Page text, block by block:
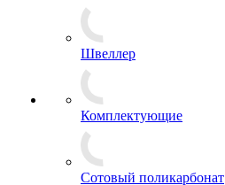
Швеллер
Комплектующие
Сотовый поликарбонат